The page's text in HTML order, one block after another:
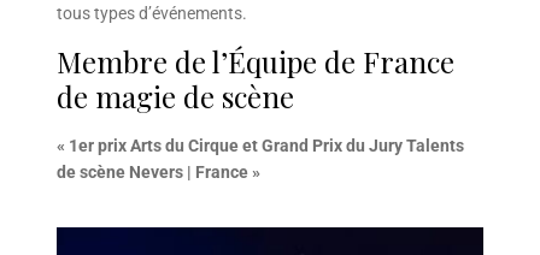
tous types d’événements.
Membre de l’Équipe de France
de magie de scène
« 1er prix Arts du Cirque et Grand Prix du Jury Talents
de scène Nevers | France »